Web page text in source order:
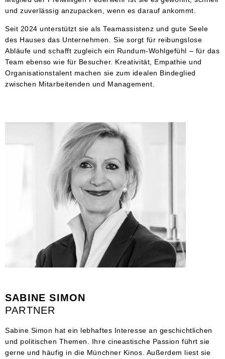
und zuverlässig anzupacken, wenn es darauf ankommt.
Seit 2024 unterstützt sie als Teamassistenz und gute Seele
des Hauses das Unternehmen. Sie sorgt für reibungslose
Abläufe und schafft zugleich ein Rundum-Wohlgefühl – für das
Team ebenso wie für Besucher. Kreativität, Empathie und
Organisationstalent machen sie zum idealen Bindeglied
zwischen Mitarbeitenden und Management.
SABINE SIMON
PARTNER
Sabine Simon hat ein lebhaftes Interesse an geschichtlichen
und politischen Themen. Ihre cineastische Passion führt sie
gerne und häufig in die Münchner Kinos. Außerdem liest sie